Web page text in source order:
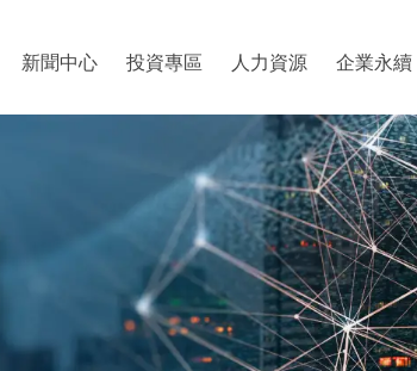
新聞中心 投資專區 人力資源 企業永續